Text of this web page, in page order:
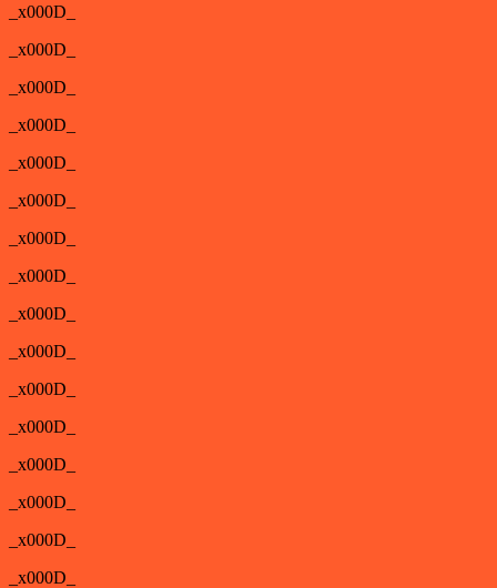
_x000D_
_x000D_
_x000D_
_x000D_
_x000D_
_x000D_
_x000D_
_x000D_
_x000D_
_x000D_
_x000D_
_x000D_
_x000D_
_x000D_
_x000D_
_x000D_